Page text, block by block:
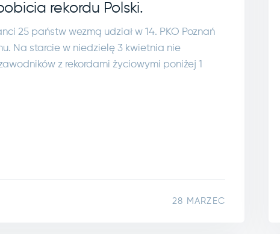
rekordu Polski.
25 państw wezmą udział w 14. PKO Poznań
Na starcie w niedzielę 3 kwietnia nie
z rekordami życiowymi poniżej 1
28 MARZEC